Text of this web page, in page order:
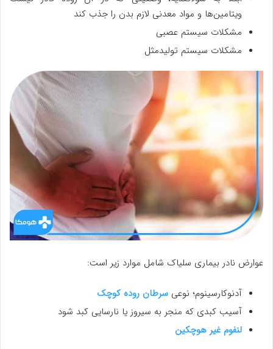
ویتامین‌ها و مواد معدنی لازم بدن را جذب کند
مشکلات سیستم عصبی
مشکلات سیستم تولیدمثل
عوارض نادر بیماری سلیاک شامل موارد زیر است:
آدنوکارسینوم؛ نوعی سرطان روده کوچک
آسیب کبدی که منجر به سیروز یا نارسایی کبد شود
لنفوم غیر هوچکین